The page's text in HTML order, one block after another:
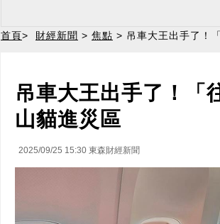
首頁> 財經新聞 > 焦點 > 吊車大王出手了！
吊車大王出手了！「
山貓進災區
2025/09/25 15:30 東森財經新聞